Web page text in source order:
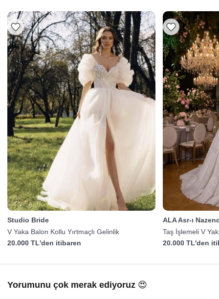
Studio Bride
V Yaka Balon Kollu Yırtmaçlı Gelinlik
20.000 TL'den itibaren
ALA Asr-ı
Taş İşlemeli V
20.000 TL'den
Yorumunu çok merak ediyoruz 😍